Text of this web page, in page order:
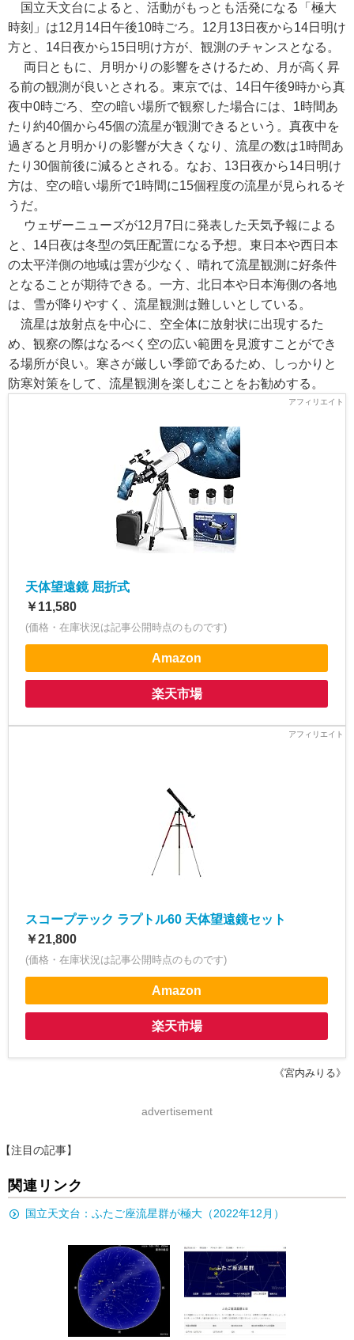
国立天文台によると、活動がもっとも活発になる「極大
時刻」は12月14日午後10時ごろ。12月13日夜から14日明け
方と、14日夜から15日明け方が、観測のチャンスとなる。
両日ともに、月明かりの影響をさけるため、月が高く昇
る前の観測が良いとされる。東京では、14日午後9時から真
夜中0時ごろ、空の暗い場所で観察した場合には、1時間あ
たり約40個から45個の流星が観測できるという。真夜中を
過ぎると月明かりの影響が大きくなり、流星の数は1時間あ
たり30個前後に減るとされる。なお、13日夜から14日明け
方は、空の暗い場所で1時間に15個程度の流星が見られるそ
うだ。
ウェザーニューズが12月7日に発表した天気予報による
と、14日夜は冬型の気圧配置になる予想。東日本や西日本
の太平洋側の地域は雲が少なく、晴れて流星観測に好条件
となることが期待できる。一方、北日本や日本海側の各地
は、雪が降りやすく、流星観測は難しいとしている。
流星は放射点を中心に、空全体に放射状に出現するた
め、観察の際はなるべく空の広い範囲を見渡すことができ
る場所が良い。寒さが厳しい季節であるため、しっかりと
防寒対策をして、流星観測を楽しむことをお勧めする。
天体望遠鏡 屈折式
￥11,580
(価格・在庫状況は記事公開時点のものです)
Amazon
楽天市場
スコープテック ラプトル60 天体望遠鏡セット
￥21,800
(価格・在庫状況は記事公開時点のものです)
Amazon
楽天市場
《宮内みりる》
advertisement
【注目の記事】
関連リンク
国立天文台：ふたご座流星群が極大（2022年12月）